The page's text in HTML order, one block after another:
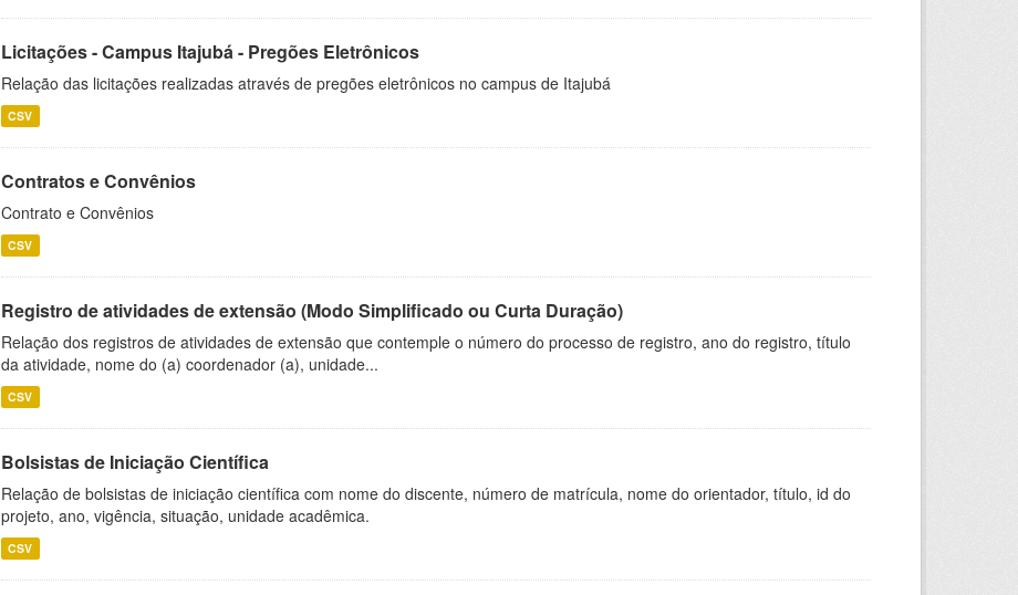
Licitações - Campus Itajubá - Pregões Eletrônicos
Relação das licitações realizadas através de pregões eletrônicos no campus de Itajubá
CSV
Contratos e Convênios
Contrato e Convênios
CSV
Registro de atividades de extensão (Modo Simplificado ou Curta Duração)
Relação dos registros de atividades de extensão que contemple o número do processo de registro, ano do registro, título
da atividade, nome do (a) coordenador (a), unidade...
CSV
Bolsistas de Iniciação Científica
Relação de bolsistas de iniciação científica com nome do discente, número de matrícula, nome do orientador, título, id do
projeto, ano, vigência, situação, unidade acadêmica.
CSV